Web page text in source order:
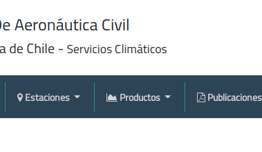
Estaciones Productos Publicaciones